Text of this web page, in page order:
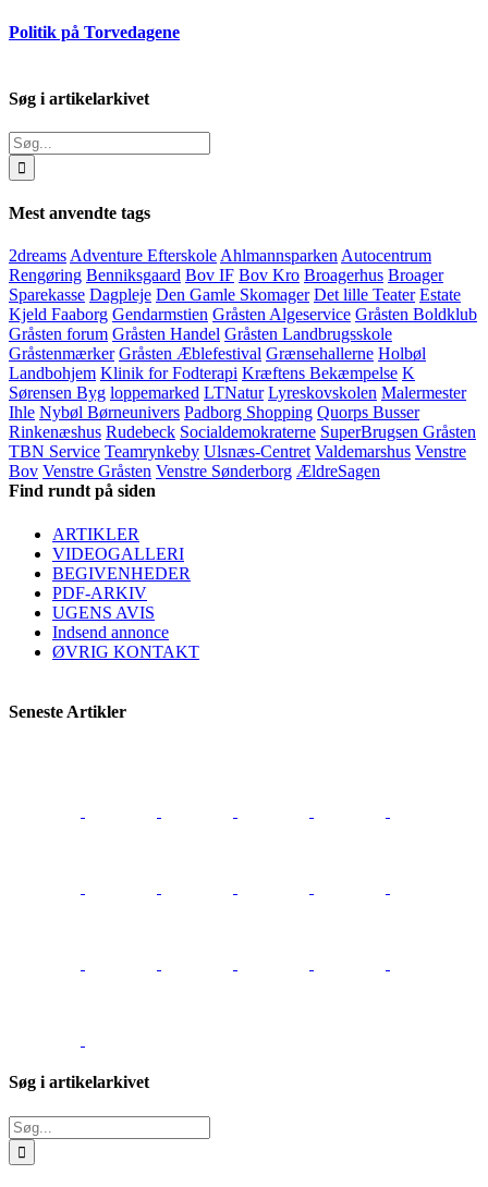
Politik på Torvedagene
Søg i artikelarkivet
Søg
efter:
Mest anvendte tags
2dreamsAdventure EfterskoleAhlmannsparkenAutocentrum
Rengøring Benniksgaard Bov IF Bov Kro Broagerhus Broager
Sparekasse Dagpleje Den Gamle Skomager Det lille Teater Estate
Kjeld Faaborg Gendarmstien Gråsten Algeservice Gråsten Boldklub
Gråsten forum Gråsten Handel Gråsten Landbrugsskole
Gråstenmærker Gråsten Æblefestival Grænsehallerne Holbøl
Landbohjem Klinik for Fodterapi Kræftens Bekæmpelse K
Sørensen Byg loppemarked LTNatur Lyreskovskolen Malermester
Ihle Nybøl Børneunivers Padborg Shopping Quorps Busser
Rinkenæshus Rudebeck Socialdemokraterne SuperBrugsen Gråsten
TBN Service Teamrynkeby Ulsnæs-Centret Valdemarshus Venstre
Bov Venstre Gråsten Venstre Sønderborg ÆldreSagen
Find rundt på siden
ARTIKLER
VIDEOGALLERI
BEGIVENHEDER
PDF-ARKIV
UGENS AVIS
Indsend annonce
ØVRIG KONTAKT
Seneste Artikler
Søg i artikelarkivet
Søg
efter: